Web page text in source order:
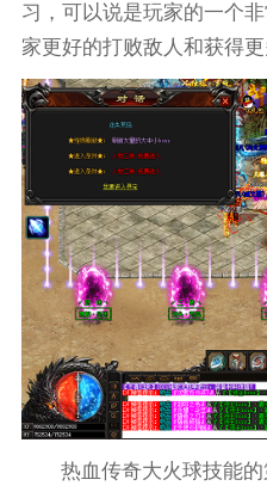
习，可以说是玩家的一个
家更好的打败敌人和获得更
热血传奇大火球技能